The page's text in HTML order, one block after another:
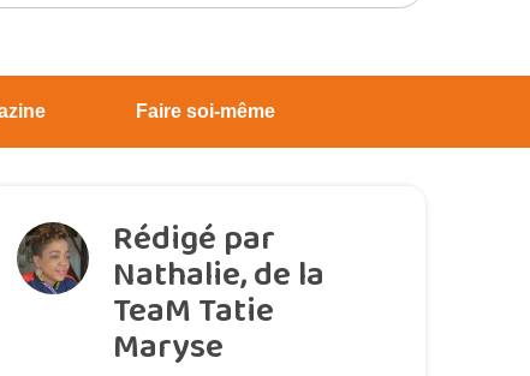
Faire soi-même
Rédigé par
Nathalie, de la
TeaM Tatie
Maryse